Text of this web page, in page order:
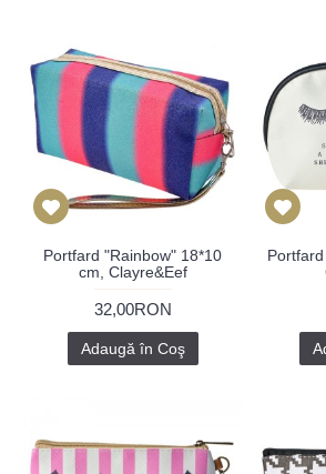
Portfard "Rainbow" 18*10
cm, Clayre&Eef
32,00RON
Adaugă în Coş